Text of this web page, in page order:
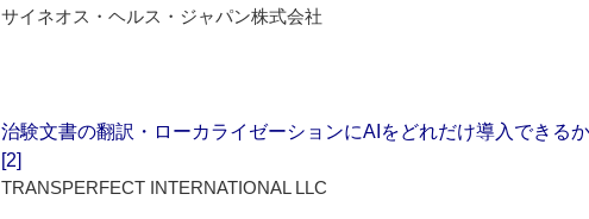
サイネオス・ヘルス・ジャパン株式会社
治験文書の翻訳・ローカライゼーションにAIをどれだけ導入できる
[2]
TRANSPERFECT INTERNATIONAL LLC